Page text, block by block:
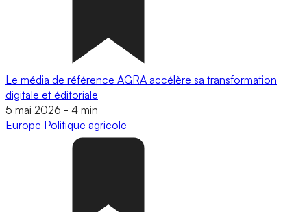
Le média de référence AGRA accélère sa transformation
digitale et éditoriale
5 mai 2026 - 4 min
Europe Politique agricole